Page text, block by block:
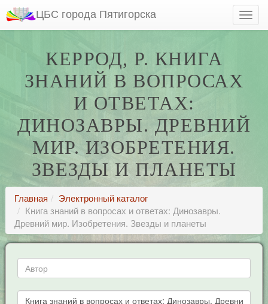
ЦБС города Пятигорска
КЕРРОД, Р. КНИГА
ЗНАНИЙ В ВОПРОСАХ
И ОТВЕТАХ:
ДИНОЗАВРЫ. ДРЕВНИЙ
МИР. ИЗОБРЕТЕНИЯ.
ЗВЕЗДЫ И ПЛАНЕТЫ
Главная
Электронный каталог
Книга знаний в вопросах и ответах: Динозавры.
Древний мир. Изобретения. Звезды и планеты